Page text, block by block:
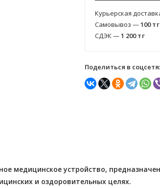
Курьерская
Самовывоз —100тг
СДЭК —1 200тг
Поделиться в
медицинское устройство,
и оздоровительных целях.